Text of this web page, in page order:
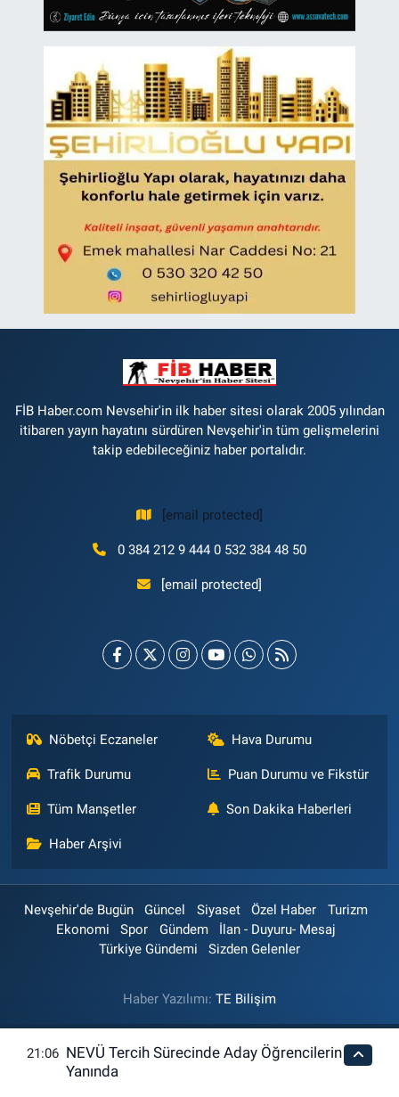
FİB Haber.com Nevsehir'in ilk haber sitesi olarak 2005 yılından
itibaren yayın hayatını sürdüren Nevşehir'in tüm gelişmelerini
takip edebileceğiniz haber portalıdır.
[email protected]
0 384 212 9 444 0 532 384 48 50
[email protected]
Nöbetçi Eczaneler Hava Durumu
Trafik Durumu Puan Durumu ve Fikstür
Tüm Manşetler Son Dakika Haberleri
Haber Arşivi
Nevşehir'de Bugün Güncel Siyaset Özel Haber
Turizm
Ekonomi
Spor Gündem
İlan - Duyuru- Mesaj
Türkiye Gündemi
Sizden Gelenler
Haber Yazılımı: TE Bilişim
21:06 NEVÜ Tercih Sürecinde Aday Öğrencilerin
Yanında